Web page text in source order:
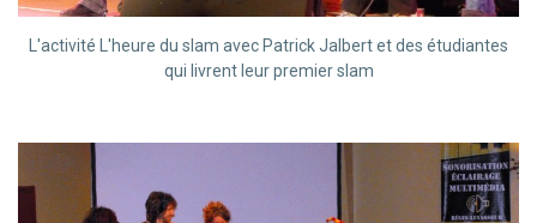
L'activité L'heure du slam avec Patrick Jalbert et des étudiantes
qui livrent leur premier slam